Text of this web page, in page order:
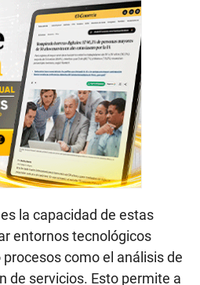
la capacidad de estas
entornos tecnológicos
como el análisis de
de servicios. Esto permite a